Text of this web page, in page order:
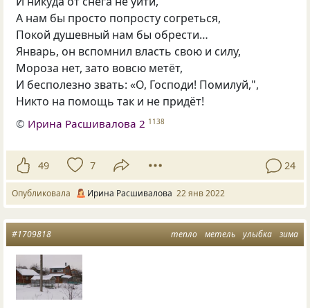
А нам бы просто попросту согреться,
Покой душевный нам бы обрести…
Январь, он вспомнил власть свою и силу,
Мороза нет, зато вовсю метёт,
И бесполезно звать: «О, Господи! Помилуй,",
Никто на помощь так и не придёт!
© Ирина Расшивалова 2 1138
49 7 24
Опубликовала Ирина Расшивалова 22 янв 2022
тепло метель улыбка зима
#1709818